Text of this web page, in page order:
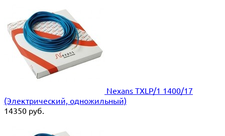
Nexans TXLP/1 1400/17
(Электрический, одножильный)
14350 руб.